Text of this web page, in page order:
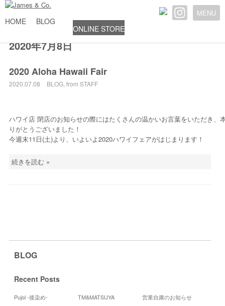
MENU
HOME BLOG
ONLINE STORE
2020年7月8日
2020 Aloha Hawaii Fair
2020.07.08 BLOG, from STAFF
ハワイ店 閉店のお知らせの際にはたくさんの温かいお言葉をいただき、
りがとうございました！
今週末11日(土)より、いよいよ2020ハワイフェアがはじまります！
続きを読む »
BLOG
Recent Posts
Pujol -後染め- TM&MATSUYA
営業自粛のお知らせ